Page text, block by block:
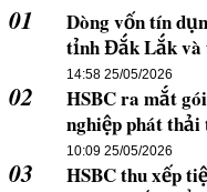
01
Dòng vốn tín
tỉnh Đắk Lắk và
14:58 25/05/2026
02
HSBC ra mắt
nghiệp phát
Nam và khu vực
10:09 25/05/2026
03
HSBC thu xếp